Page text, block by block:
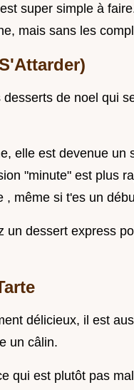
super simple à
mais sans les
de noel qui
elle est devenue un
"minute" est plus
même si t'es un
dessert express
délicieux, il est
un câlin.
qui est plutôt pas